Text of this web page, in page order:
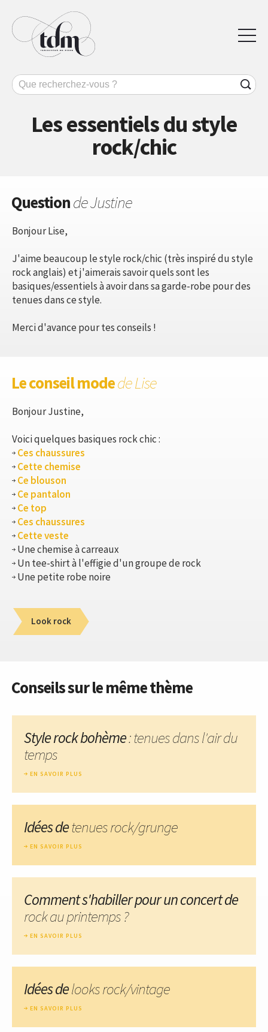
Les essentiels du style
rock/chic
Questionde Justine
Bonjour Lise,
J'aime beaucoup le style rock/chic (très inspiré du style
rock anglais) et j'aimerais savoir quels sont les
basiques/essentiels à avoir dans sa garde-robe pour des
tenues dans ce style.
Merci d'avance pour tes conseils !
Le conseil modede Lise
Bonjour Justine,
Voici quelques basiques rock chic :
Ces chaussures
Cette chemise
Ce blouson
Ce pantalon
Ce top
Ces chaussures
Cette veste
Une chemise à carreaux
Un tee-shirt à l'effigie d'un groupe de rock
Une petite robe noire
Look rock
Conseils sur le même thème
Style rock bohème: tenues dans l'air du
temps
EN SAVOIR PLUS
Idées detenues rock/grunge
EN SAVOIR PLUS
Comment s'habiller pour un concert de
rock au printemps ?
EN SAVOIR PLUS
Idées delooks rock/vintage
EN SAVOIR PLUS